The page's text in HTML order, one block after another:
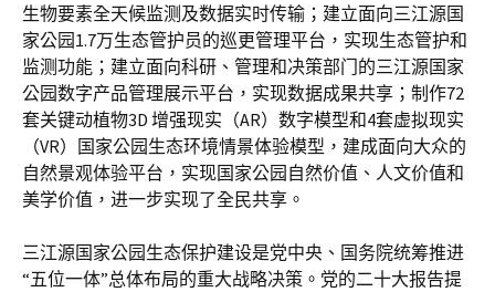
生物要素全天候监测及数据实时传输；建立面向三江源国
家公园1.7万生态管护员的巡更管理平台，实现生态管护和
监测功能；建立面向科研、管理和决策部门的三江源国家
公园数字产品管理展示平台，实现数据成果共享；制作72
套关键动植物3D 增强现实（AR）数字模型和4套虚拟现实
（VR）国家公园生态环境情景体验模型，建成面向大众的
自然景观体验平台，实现国家公园自然价值、人文价值和
美学价值，进一步实现了全民共享。
三江源国家公园生态保护建设是党中央、国务院统筹推进
“五位一体”总体布局的重大战略决策。党的二十大报告提